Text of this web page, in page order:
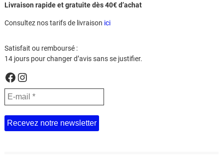
Livraison rapide et gratuite dès 40€ d’achat
Consultez nos tarifs de livraison ici
Satisfait ou remboursé :
14 jours pour changer d’avis sans se justifier.
Facebook
Instagram